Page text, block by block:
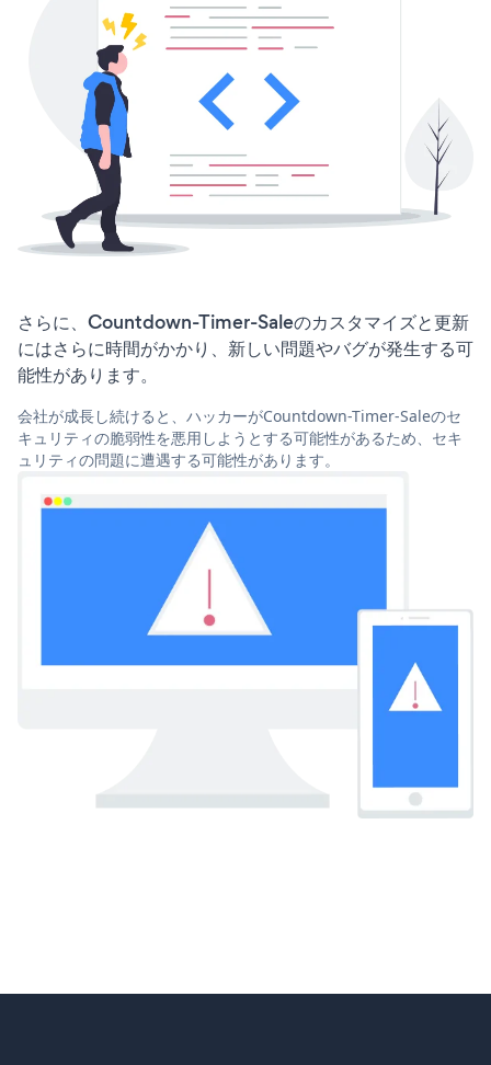
さらに、Countdown-Timer-Saleのカスタマイズと更新
にはさらに時間がかかり、新しい問題やバグが発生する可
能性があります。
会社が成長し続けると、ハッカーがCountdown-Timer-Saleのセ
キュリティの脆弱性を悪用しようとする可能性があるため、セキ
ュリティの問題に遭遇する可能性があります。